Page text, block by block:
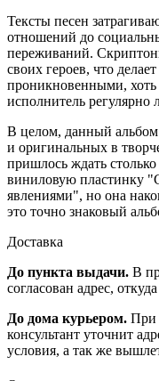
Тексты песен
отношений до
переживаний.
своих героев, что
проникновенными, хоть
исполнитель регулярно
В целом, данный
и оригинальных в
пришлось ждать
виниловую пластинку
явлениями", но она
это точно знаковый
Доставка
До пункта выдачи. В
согласован адрес,
До дома курьером. При
консультант уточнит
условия, а так же